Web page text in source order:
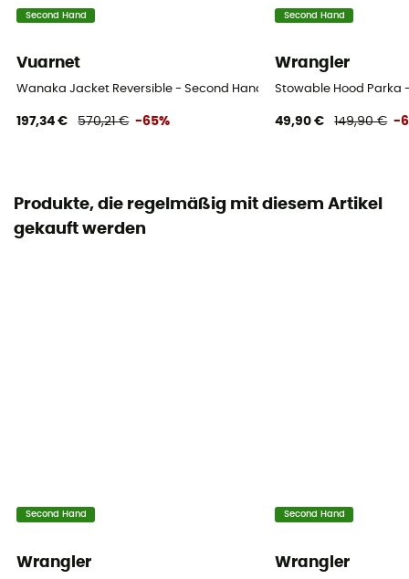
Second Hand
Vuarnet
Wanaka Jacket Reversible - Second Hand Parka - Herren -
197,34 € 570,21 € -65%
Second Hand
Wrangler
Stowable Hood Parka
49,90 € 149,90 € -
Produkte, die regelmäßig mit diesem Artikel
gekauft werden
Second Hand
Wrangler
Second Hand
Wrangler